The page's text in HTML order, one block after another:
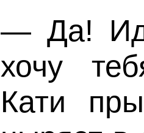
— Да!
хочу
Кати